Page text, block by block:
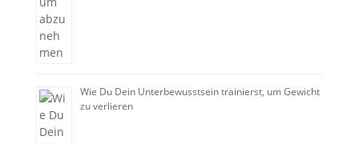
Wie Du Dein Unterbewusstsein trainierst, um Gewicht
zu verlieren